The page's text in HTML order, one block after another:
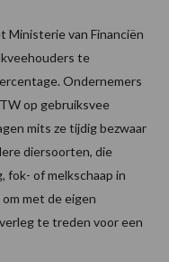
Ministerie van Financiën
te
Ondernemers
op gebruiksvee
mits ze tijdig bezwaar
diersoorten, die
fok- of melkschaap in
met de eigen
te treden voor een